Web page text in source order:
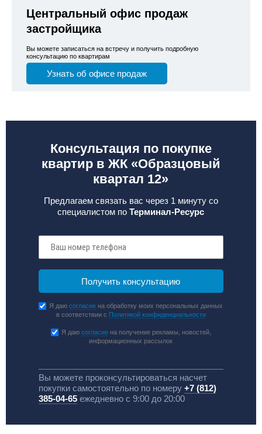
Центральный офис продаж
застройщика
Вы можете записаться на встречу и получить подробную
консультацию по квартирам
Узнать об офисе продаж
Консультация по покупке
квартир в ЖК «Образцовый
квартал 12»
Предлагаем связать вас через 1 минуту со
специалистом поТерминал-Ресурс
Я даюсогласие на обработку моих персональных данных
в соответствии с Политикой конфиденциальности
Я даю согласиена получение рекламы, новостей,
информационных рассылок
Вы можете проконсультироваться насчет
покупки самостоятельно по номеру +7 (812)
385-04-65ежедневно с 9:00 до 20:00